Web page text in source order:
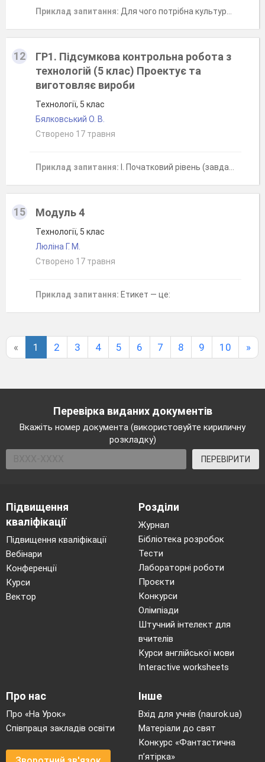
Приклад запитання: Для чого потрібна культура споживання їжі? Позначте ВСІ правильні твердження.
12
ГР1. Підсумкова контрольна робота з
технологій (5 клас) Проектує та
виготовляє вироби
Технології, 5 клас
Бялковський О. В.
Створено 17 травня
Приклад запитання: І. Початковий рівень (завдання — 0,5 б.)З чого починається робота в шкільній майстерні?
15 Модуль 4
Технології, 5 клас
Люліна Г. М.
Створено 17 травня
Приклад запитання: Етикет — це:
« 1 2 3 4 5 6 7 8 9 10 »
Перевірка виданих документів
Вкажіть номер документа (використовуйте кириличну
розкладку)
ПЕРЕВІРИТИ
Підвищення
кваліфікації
Підвищення кваліфікації
Вебінари
Конференції
Курси
Вектор
Розділи
Журнал
Бібліотека розробок
Тести
Лабораторні роботи
Проєкти
Конкурси
Олімпіади
Штучний інтелект для
вчителів
Курси англійської мови
Interactive worksheets
Про нас
Про «На Урок»
Співпраця закладів освіти
Інше
Вхід для учнів (naurok.ua)
Матеріали до свят
Конкурс «Фантастична
п’ятірка»